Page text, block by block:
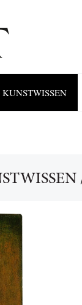
KUNSTWISSEN